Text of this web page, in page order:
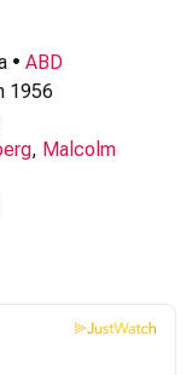
• ABD
1956
, Malcolm